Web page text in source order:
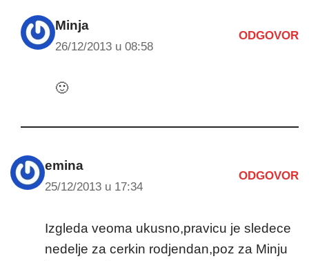
Minja
26/12/2013 u 08:58
ODGOVOR
🙂
emina
25/12/2013 u 17:34
ODGOVOR
Izgleda veoma ukusno,pravicu je sledece
nedelje za cerkin rodjendan,poz za Minju